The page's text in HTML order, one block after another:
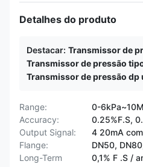
Detalhes do produto
Destacar: Transmissor de
Transmissor de pressão
Transmissor de pressão dp
Range:
0-
Accuracy:
0.25%F.S,
Output Signal:
4 20mA
Flange:
DN50,
Long-Term
0,1% F .S /